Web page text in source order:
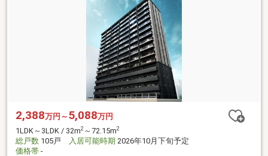
2,388万円～ 5,088万円
1LDK～3LDK / 32m2 ～72.15m2
総戸数 105戸 入居可能時期 2026年10月下旬予定
価格帯 -